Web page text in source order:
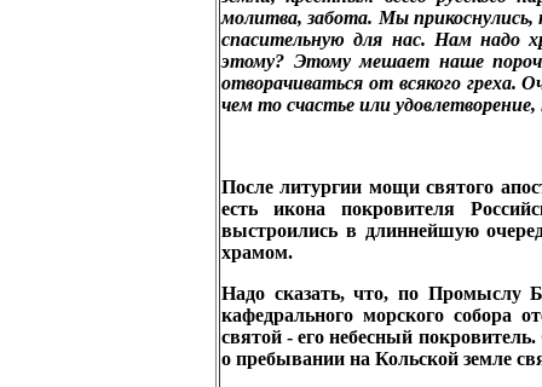
молитва, забота. Мы
спасительную для нас. Нам
этому? Этому мешает наше
отворачиваться от всякого греха.
чем то счастье или
После литургии мощи святого
есть икона покровителя
выстроились в длиннейшую
храмом.
Надо сказать, что, по Промыслу
кафедрального морского собора
святой - его небесный
о пребывании на Кольской земле